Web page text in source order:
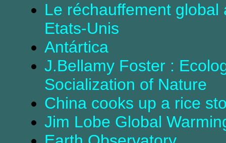
Le réchauffement
Etats-Unis
Antártica
J.Bellamy Foster :
Socialization of Nature
China cooks up a rice
Jim Lobe Global